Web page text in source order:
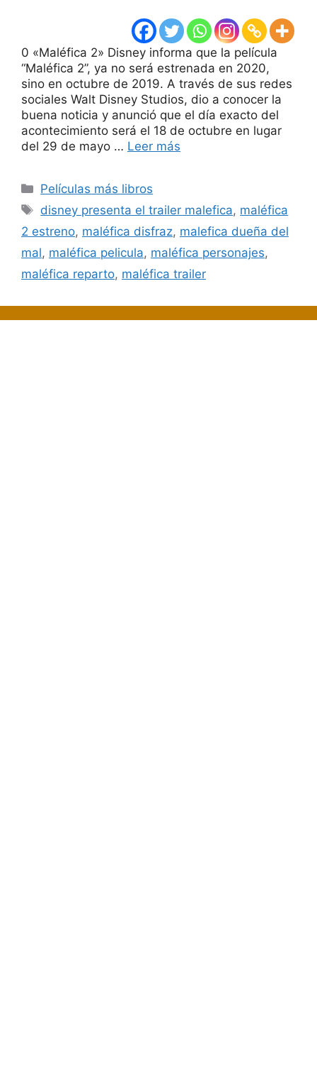
0 «Maléfica 2» Disney informa que la película
“Maléfica 2”, ya no será estrenada en 2020,
sino en octubre de 2019. A través de sus redes
sociales Walt Disney Studios, dio a conocer la
buena noticia y anunció que el día exacto del
acontecimiento será el 18 de octubre en lugar
del 29 de mayo … Leer más
Categorías
Películas más libros
Etiquetas
disney presenta el trailer malefica, maléfica
2 estreno, maléfica disfraz, malefica dueña del
mal, maléfica pelicula, maléfica personajes,
maléfica reparto, maléfica trailer